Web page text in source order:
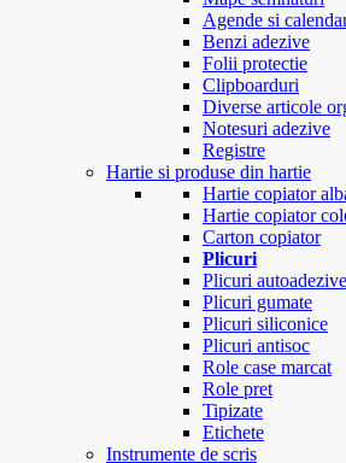
Agende si
Benzi adezive
Folii protectie
Clipboarduri
Diverse articole
Notesuri adezive
Registre
Hartie si produse din hartie
Hartie copiator
Hartie copiator
Carton copiator
Plicuri
Plicuri autoadezive
Plicuri gumate
Plicuri siliconice
Plicuri antisoc
Role case marcat
Role pret
Tipizate
Etichete
Instrumente de scris